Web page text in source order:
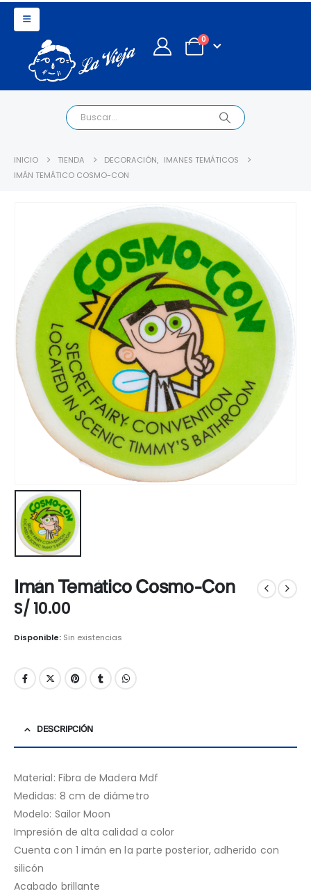
0
INICIO TIENDA DECORACIÓN, IMANES TEMÁTICOS
IMÁN TEMÁTICO COSMO-CON
Imán Temático Cosmo-Con
S/ 10.00
Disponible: Sin existencias
DESCRIPCIÓN
Material: Fibra de Madera Mdf
Medidas: 8 cm de diámetro
Modelo: Sailor Moon
Impresión de alta calidad a color
Cuenta con 1 imán en la parte posterior, adherido con
silicón
Acabado brillante